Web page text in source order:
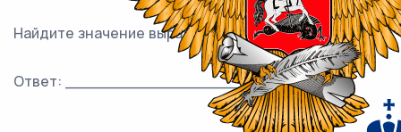
Найдите значение выражения 8,4 ⋅ 2,5: 0,7 .
Ответ: ___________________________.